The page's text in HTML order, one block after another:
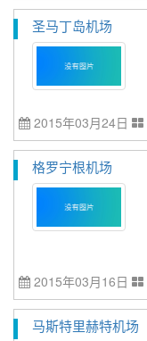
圣马丁岛机场
2015年03月24日
格罗宁根机场
2015年03月16日
马斯特里赫特机场